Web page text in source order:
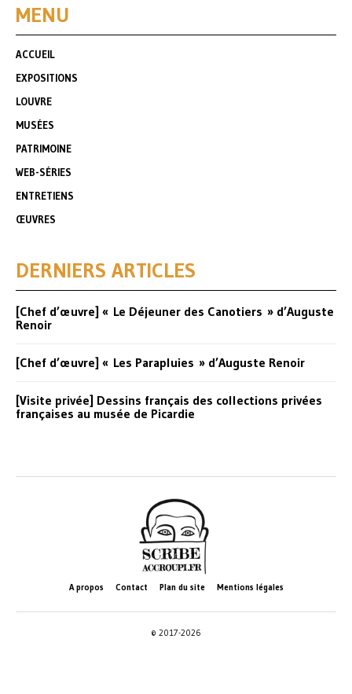
MENU
ACCUEIL
EXPOSITIONS
LOUVRE
MUSÉES
PATRIMOINE
WEB-SÉRIES
ENTRETIENS
ŒUVRES
DERNIERS ARTICLES
[Chef d’œuvre] « Le Déjeuner des Canotiers » d’Auguste
Renoir
[Chef d’œuvre] « Les Parapluies » d’Auguste Renoir
[Visite privée] Dessins français des collections privées
françaises au musée de Picardie
A propos Contact Plan du site Mentions légales
© 2017-2026